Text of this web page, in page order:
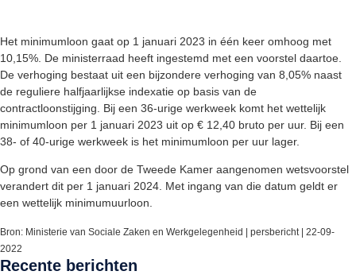
Het minimumloon gaat op 1 januari 2023 in één keer omhoog met
10,15%. De ministerraad heeft ingestemd met een voorstel daartoe.
De verhoging bestaat uit een bijzondere verhoging van 8,05% naast
de reguliere halfjaarlijkse indexatie op basis van de
contractloonstijging. Bij een 36-urige werkweek komt het wettelijk
minimumloon per 1 januari 2023 uit op € 12,40 bruto per uur. Bij een
38- of 40-urige werkweek is het minimumloon per uur lager.
Op grond van een door de Tweede Kamer aangenomen wetsvoorstel
verandert dit per 1 januari 2024. Met ingang van die datum geldt er
een wettelijk minimumuurloon.
Bron: Ministerie van Sociale Zaken en Werkgelegenheid | persbericht | 22-09-
2022
Recente berichten